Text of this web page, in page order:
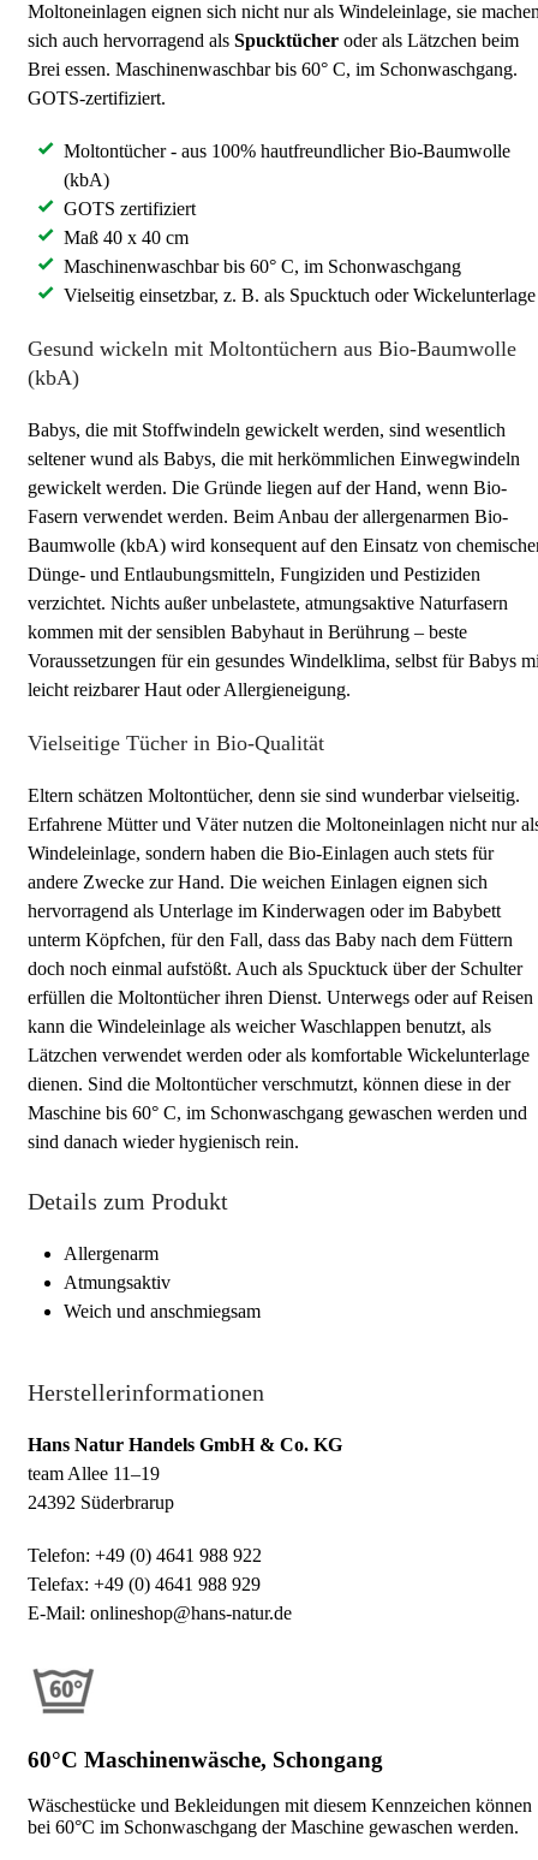
Moltoneinlagen eignen sich nicht nur als Windeleinlage, sie
sich auch hervorragend als Spucktücher oder als Lätzchen beim
Brei essen. Maschinenwaschbar bis 60° C, im Schonwaschgang.
GOTS-zertifiziert.
Moltontücher - aus 100% hautfreundlicher Bio-Baumwolle
(kbA)
GOTS zertifiziert
Maß 40 x 40 cm
Maschinenwaschbar bis 60° C, im Schonwaschgang
Vielseitig einsetzbar, z. B. als Spucktuch oder Wickelunterlage
Gesund wickeln mit Moltontüchern aus Bio-Baumwolle
(kbA)
Babys, die mit Stoffwindeln gewickelt werden, sind wesentlich
seltener wund als Babys, die mit herkömmlichen Einwegwindeln
gewickelt werden. Die Gründe liegen auf der Hand, wenn Bio-
Fasern verwendet werden. Beim Anbau der allergenarmen Bio-
Baumwolle (kbA) wird konsequent auf den Einsatz von
Dünge- und Entlaubungsmitteln, Fungiziden und Pestiziden
verzichtet. Nichts außer unbelastete, atmungsaktive Naturfasern
kommen mit der sensiblen Babyhaut in Berührung – beste
Voraussetzungen für ein gesundes Windelklima, selbst für Babys
leicht reizbarer Haut oder Allergieneigung.
Vielseitige Tücher in Bio-Qualität
Eltern schätzen Moltontücher, denn sie sind wunderbar vielseitig.
Erfahrene Mütter und Väter nutzen die Moltoneinlagen nicht nur
Windeleinlage, sondern haben die Bio-Einlagen auch stets für
andere Zwecke zur Hand. Die weichen Einlagen eignen sich
hervorragend als Unterlage im Kinderwagen oder im Babybett
unterm Köpfchen, für den Fall, dass das Baby nach dem Füttern
doch noch einmal aufstößt. Auch als Spucktuck über der Schulter
erfüllen die Moltontücher ihren Dienst. Unterwegs oder auf Reisen
kann die Windeleinlage als weicher Waschlappen benutzt, als
Lätzchen verwendet werden oder als komfortable Wickelunterlage
dienen. Sind die Moltontücher verschmutzt, können diese in der
Maschine bis 60° C, im Schonwaschgang gewaschen werden und
sind danach wieder hygienisch rein.
Details zum Produkt
Allergenarm
Atmungsaktiv
Weich und anschmiegsam
Herstellerinformationen
Hans Natur Handels GmbH & Co. KG
team Allee 11–19
24392 Süderbrarup
Telefon: +49 (0) 4641 988 922
Telefax: +49 (0) 4641 988 929
E-Mail: onlineshop@hans-natur.de
60°C Maschinenwäsche, Schongang
Wäschestücke und Bekleidungen mit diesem Kennzeichen können
bei 60°C im Schonwaschgang der Maschine gewaschen werden.